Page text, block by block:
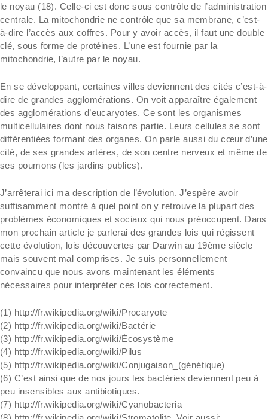
le noyau (18). Celle-ci est donc sous contrôle de l’administration
centrale. La mitochondrie ne contrôle que sa membrane, c’est-
à-dire l’accès aux coffres. Pour y avoir accès, il faut une double
clé, sous forme de protéines. L’une est fournie par la
mitochondrie, l’autre par le noyau.
En se développant, certaines villes deviennent des cités c’est-à-
dire de grandes agglomérations. On voit apparaître également
des agglomérations d’eucaryotes. Ce sont les organismes
multicellulaires dont nous faisons partie. Leurs cellules se sont
différentiées formant des organes. On parle aussi du cœur d’une
cité, de ses grandes artères, de son centre nerveux et même de
ses poumons (les jardins publics).
J’arrêterai ici ma description de l’évolution. J’espère avoir
suffisamment montré à quel point on y retrouve la plupart des
problèmes économiques et sociaux qui nous préoccupent. Dans
mon prochain article je parlerai des grandes lois qui régissent
cette évolution, lois découvertes par Darwin au 19ème siècle
mais souvent mal comprises. Je suis personnellement
convaincu que nous avons maintenant les éléments
nécessaires pour interpréter ces lois correctement.
(1) http://fr.wikipedia.org/wiki/Procaryote
(2) http://fr.wikipedia.org/wiki/Bactérie
(3) http://fr.wikipedia.org/wiki/Écosystème
(4) http://fr.wikipedia.org/wiki/Pilus
(5) http://fr.wikipedia.org/wiki/Conjugaison_(génétique)
(6) C’est ainsi que de nos jours les bactéries deviennent peu à
peu insensibles aux antibiotiques.
(7) http://fr.wikipedia.org/wiki/Cyanobacteria